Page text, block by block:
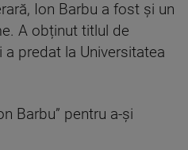
Ion Barbu a fost și un
A obținut titlul de
predat la Universitatea
Barbu” pentru a-și